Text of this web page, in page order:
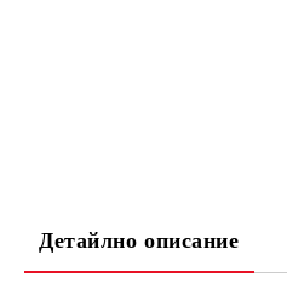
Детайлно описание